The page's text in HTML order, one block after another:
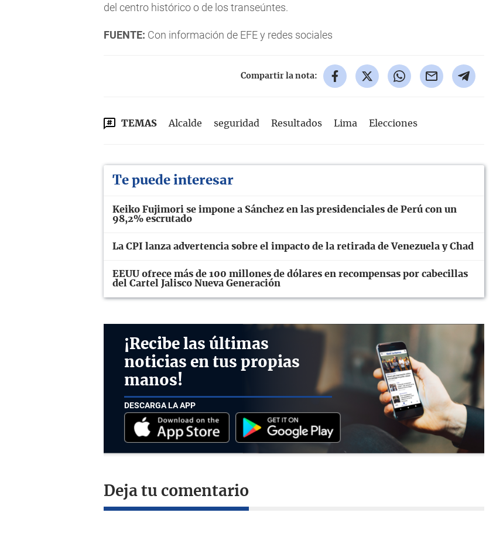
del centro histórico o de los transeúntes.
FUENTE: Con información de EFE y redes sociales
Compartir la nota:
TEMAS Alcalde seguridad Resultados Lima Elecciones
Te puede interesar
Keiko Fujimori se impone a Sánchez en las presidenciales de Perú con un
98,2% escrutado
La CPI lanza advertencia sobre el impacto de la retirada de Venezuela y Chad
EEUU ofrece más de 100 millones de dólares en recompensas por cabecillas
del Cartel Jalisco Nueva Generación
¡Recibe las últimas
noticias en tus propias
manos!
DESCARGA LA APP
Deja tu comentario